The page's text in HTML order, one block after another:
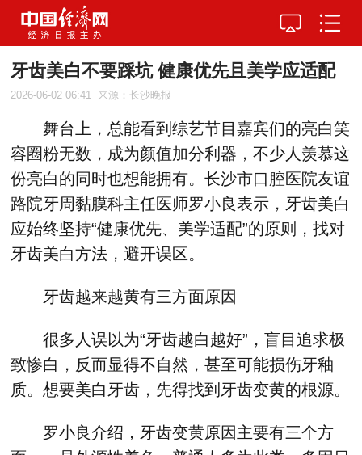
牙齿美白不要踩坑 健康优先且美学应适配
2026-06-02 06:41 来源：长沙晚报
舞台上，总能看到综艺节目嘉宾们的亮白笑
容圈粉无数，成为颜值加分利器，不少人羡慕这
份亮白的同时也想能拥有。长沙市口腔医院友谊
路院牙周黏膜科主任医师罗小良表示，牙齿美白
应始终坚持“健康优先、美学适配”的原则，找对
牙齿美白方法，避开误区。
牙齿越来越黄有三方面原因
很多人误以为“牙齿越白越好”，盲目追求极
致惨白，反而显得不自然，甚至可能损伤牙釉
质。想要美白牙齿，先得找到牙齿变黄的根源。
罗小良介绍，牙齿变黄原因主要有三个方